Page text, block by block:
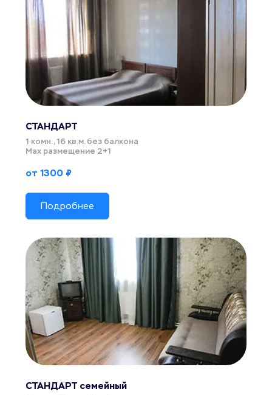
СТАНДАРТ
1 комн., 16 кв.м. без балкона
Max размещение 2+1
от 1300 ₽
Подробнее
СТАНДАРТ семейный